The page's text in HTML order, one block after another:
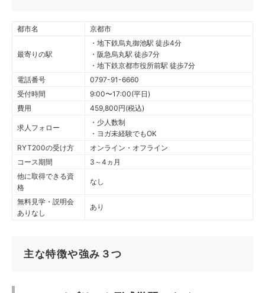
都市名 京都市
最寄りの駅
・地下鉄烏丸御池駅 徒歩4分
・阪急烏丸駅 徒歩7分
・地下鉄京都市役所前駅 徒歩7分
電話番号
0797-91-6660
受付時間
9:00〜17:00(平日)
費用
459,800円(税込)
求人フォロー
・少人数制
・ヨガ未経験でもOK
RYT200の受け方
オンライン・オフライン
コース期間
3～4ヵ月
他に取得できる資
格
なし
無料見学・説明会
ありなし
あり
主な特徴や強み３つ